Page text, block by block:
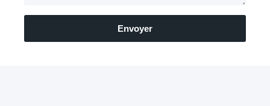
Envoyer